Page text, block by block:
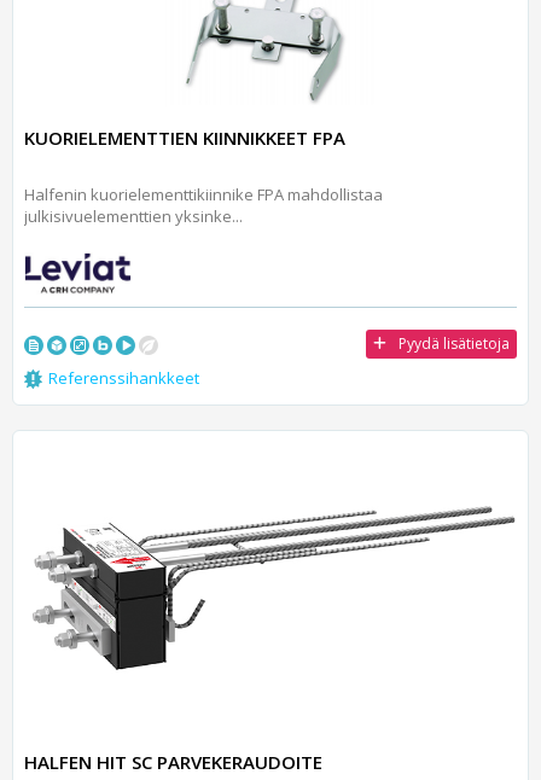
KUORIELEMENTTIEN KIINNIKKEET FPA
Halfenin kuorielementtikiinnike FPA mahdollistaa
julkisivuelementtien yksinke...
Pyydä lisätietoja
Referenssihankkeet
HALFEN HIT SC PARVEKERAUDOITE